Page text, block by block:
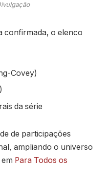
confirmada, o elenco
Covey)
da série
de participações
ampliando o universo
Para Todos os